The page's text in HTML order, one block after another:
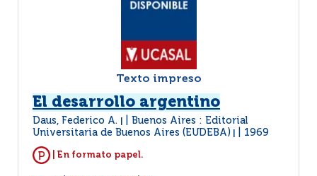
Texto impreso
El desarrollo argentino
Daus, Federico A.
Buenos Aires : Editorial
Universitaria de Buenos Aires (EUDEBA)
1969
| En formato papel.